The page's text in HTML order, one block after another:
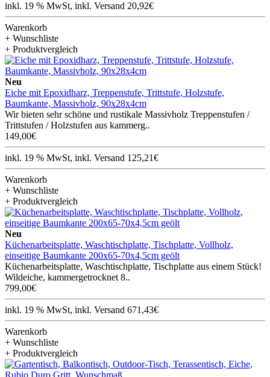
inkl. 19 % MwSt, inkl. Versand 20,92€
Warenkorb
+ Wunschliste
+ Produktvergleich
Neu
Eiche mit Epoxidharz, Treppenstufe, Trittstufe, Holzstufe,
Baumkante, Massivholz, 90x28x4cm
Wir bieten sehr schöne und rustikale Massivholz Treppenstufen /
Trittstufen / Holzstufen aus kammerg..
149,00€
inkl. 19 % MwSt, inkl. Versand 125,21€
Warenkorb
+ Wunschliste
+ Produktvergleich
Neu
Küchenarbeitsplatte, Waschtischplatte, Tischplatte, Vollholz,
einseitige Baumkante 200x65-70x4,5cm geölt
Küchenarbeitsplatte, Waschtischplatte, Tischplatte aus einem Stück!
Wildeiche, kammergetrocknet 8..
799,00€
inkl. 19 % MwSt, inkl. Versand 671,43€
Warenkorb
+ Wunschliste
+ Produktvergleich